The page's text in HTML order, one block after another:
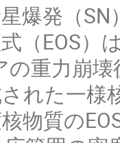
爆発（
（EOS）
の重力崩
れた一様
物質の